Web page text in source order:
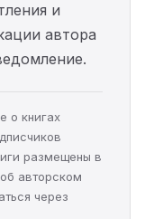
и
автора
о книгах
размещены в
авторском
через